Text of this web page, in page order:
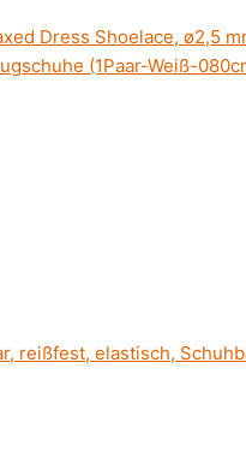
Dress Shoelace, ø2,5
(1Paar-Weiß-
reißfest, elastisch,